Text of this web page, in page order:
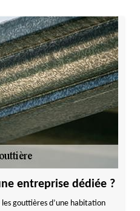
entreprise dédiée ?
gouttières d’une habitation